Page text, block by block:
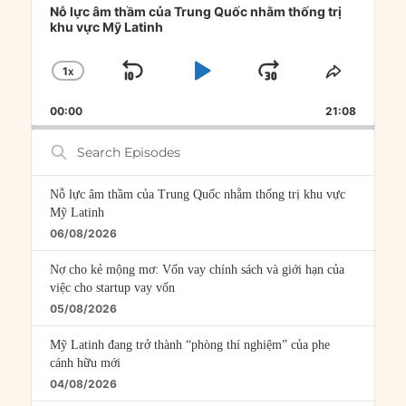
Player
Nỗ lực âm thầm của Trung Quốc nhằm thống trị
khu vực Mỹ Latinh
CHANGE
RATE
1X
SKIP
PLAYJUMP
FORWARD
SHARE
00:00 21:08
Search
Episodes
Nỗ lực âm thầm của Trung Quốc nhằm thống trị khu vực
Mỹ Latinh
06/08/2026
Nợ cho kẻ mộng mơ: Vốn vay chính sách và giới hạn của
việc cho startup vay vốn
05/08/2026
Mỹ Latinh đang trở thành “phòng thí nghiệm” của phe
cánh hữu mới
04/08/2026